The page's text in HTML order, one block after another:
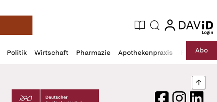
Deutsche Apotheker Zeitung
Aktuelle Ausgabe
Suche login
login
Politik Wirtschaft Pharmazie Apothekenpraxis RechtAbo
Profil
öffnen
Daz
Pur
Deutscher Apotheker Verlag Logo
FacebookInstagram